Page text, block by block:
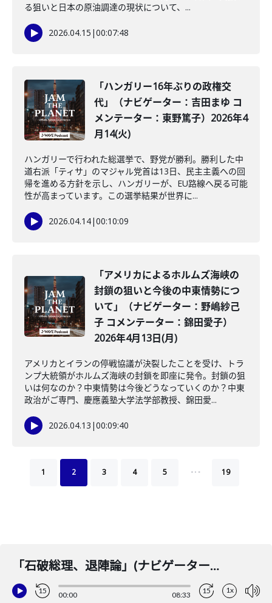
る狙いと日本の原油調達の現状について、...
2026.04.15 |00:07:48
「ハンガリー16年ぶりの政権交
代」（ナビゲーター：吉田まゆ コ
メンテーター：東野篤子）2026年4
月14(火)
ハンガリーで行われた総選挙で、野党が勝利。勝利した中
道右派「ティサ」のマジャル党首は13日、民主主義への回
帰を進める方針を示し、ハンガリーが、EU路線へ戻る可能
性が高まっています。この選挙結果が世界に...
2026.04.14|00:10:09
「アメリカによるホルムズ海峡の
封鎖の狙いと今後の中東情勢につ
いて」（ナビゲーター：野嶋紗己
子 コメンテーター：錦田愛子）
2026年4月13日(月)
アメリカとイランの停戦協議が決裂したことを受け、トラ
ンプ大統領がホルムズ海峡の封鎖を即座に発令。封鎖の狙
いは何なのか？中東情勢は今後どうなっていくのか？中東
政治がご専門、慶應義塾大学法学部教授、錦田愛...
2026.04.13 |00:09:40
1 2 3 4 5 … 19
「石破総理、退陣論」(ナビゲーター：石田健 コメンテーター：大濱崎卓真)2025年7月24日(木)
15 00:00 08:33 15 1x